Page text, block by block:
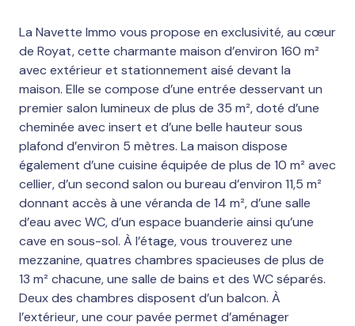
La Navette Immo vous propose en exclusivité, au cœur
de Royat, cette charmante maison d’environ 160 m²
avec extérieur et stationnement aisé devant la
maison. Elle se compose d’une entrée desservant un
premier salon lumineux de plus de 35 m², doté d’une
cheminée avec insert et d’une belle hauteur sous
plafond d’environ 5 mètres. La maison dispose
également d’une cuisine équipée de plus de 10 m² avec
cellier, d’un second salon ou bureau d’environ 11,5 m²
donnant accès à une véranda de 14 m², d’une salle
d’eau avec WC, d’un espace buanderie ainsi qu’une
cave en sous-sol. À l’étage, vous trouverez une
mezzanine, quatres chambres spacieuses de plus de
13 m² chacune, une salle de bains et des WC séparés.
Deux des chambres disposent d’un balcon. À
l’extérieur, une cour pavée permet d’aménager